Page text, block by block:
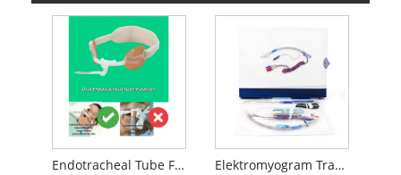
Endotracheal Tube Fastener Elektromyogram Tracheal Tube